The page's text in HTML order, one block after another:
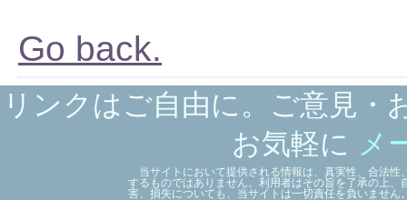
Go back.
リンクはご自由に。ご意見・
お気軽に メ
当サイトにおいて提供される情報は、真実性、合法性
するものではありません。利用者はその旨を了承の上
害、損失についても、当サイトは一切責任を負いません